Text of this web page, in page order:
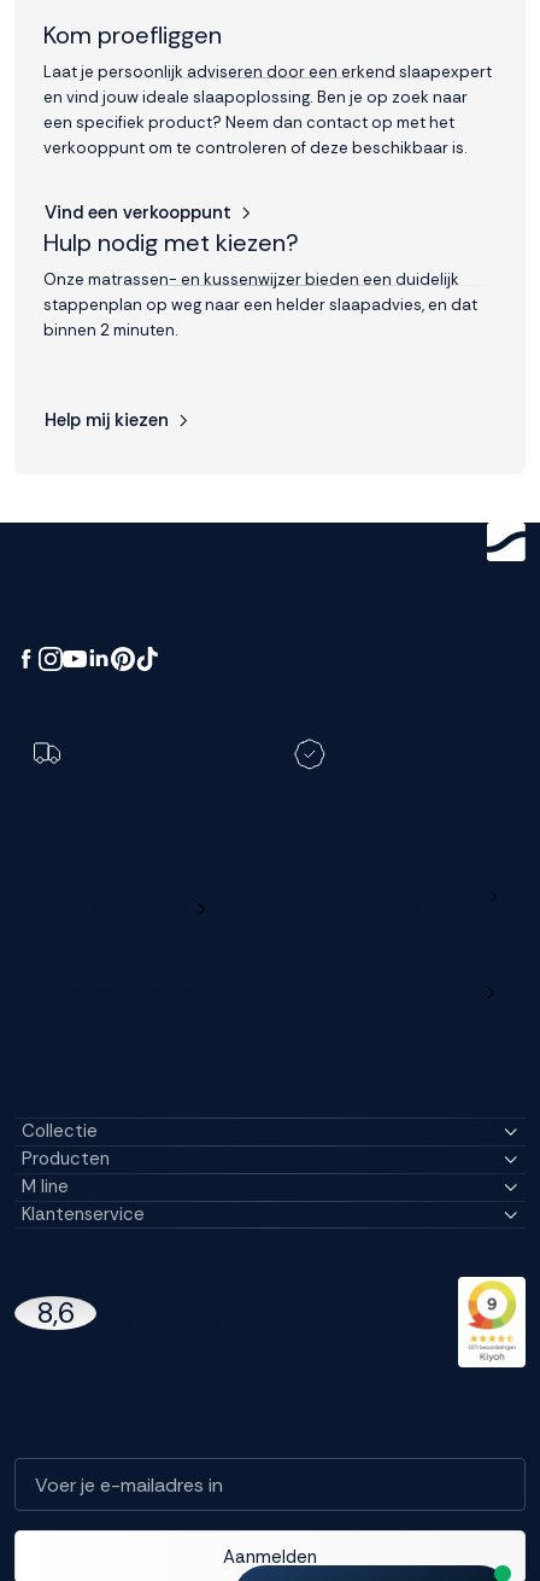
Kom proefliggen
Laat je persoonlijk adviseren door een erkend slaapexpert
en vind jouw ideale slaapoplossing. Ben je op zoek naar
een specifiek product? Neem dan contact op met het
verkooppunt om te controleren of deze beschikbaar is.
Vind een verkooppunt
Hulp nodig met kiezen?
Onze matrassen- en kussenwijzer bieden een duidelijk
stappenplan op weg naar een helder slaapadvies, en dat
binnen 2 minuten.
Help mij kiezen
Collectie
Producten
M line
Klantenservice
8,6
Aanmelden